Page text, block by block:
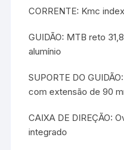
CORRENTE: Kmc
GUIDÃO: MTB reto
alumínio
SUPORTE DO
com extensão de 90
CAIXA DE DIREÇÃO:
integrado